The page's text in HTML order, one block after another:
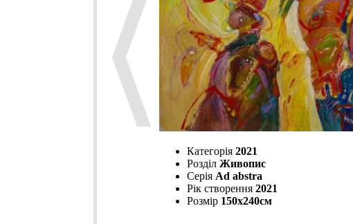
Категорія 2021
Розділ Живопис
Серія Ad abstra
Рік створення 2021
Розмір 150х240см